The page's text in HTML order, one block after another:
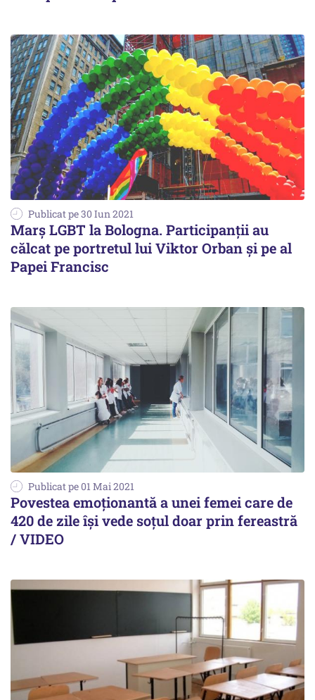
Publicat pe 30 Iun 2021
Marș LGBT la Bologna. Participanții au
călcat pe portretul lui Viktor Orban și pe al
Papei Francisc
Publicat pe 01 Mai 2021
Povestea emoționantă a unei femei care de
420 de zile își vede soțul doar prin fereastră
/ VIDEO